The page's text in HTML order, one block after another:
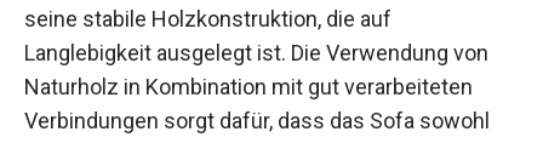
seine stabile Holzkonstruktion, die auf
Langlebigkeit ausgelegt ist. Die Verwendung von
Naturholz in Kombination mit gut verarbeiteten
Verbindungen sorgt dafür, dass das Sofa sowohl